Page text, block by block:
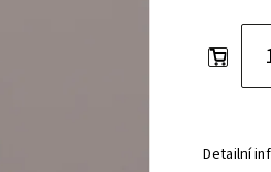
Detailní